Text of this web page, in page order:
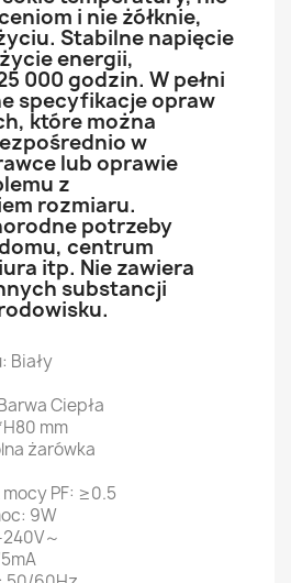
i nie żółknie,
Stabilne napięcie
energii,
000 godzin. W pełni
specyfikacje opraw
które można
w
lub oprawie
z
rozmiaru.
potrzeby
centrum
itp. Nie zawiera
substancji
Biały
Ciepła
mm
żarówka
PF: ≥0.5
9W
～